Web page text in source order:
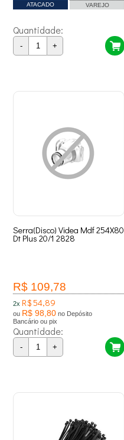
ATACADO VAREJO
Quantidade:
- +
Serra(Disco) Videa Mdf 254X80
Dt Plus 20/1 2828
R$ 109,78
2x R$ 54,89
ou R$ 98,80 no Depósito
Bancário ou pix
Quantidade:
- +